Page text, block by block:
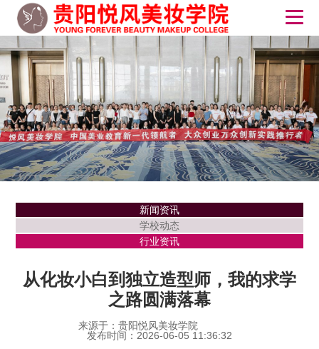
新闻资讯
学校动态
行业资讯
从化妆小白到独立造型师，我的求学
之路圆满落幕
来源于：贵阳悦风美妆学院
发布时间：2026-06-05 11:36:32